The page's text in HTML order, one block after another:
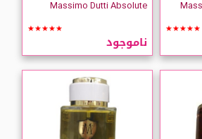
★★★★★
Massimo Dutti Absolute
★★★★★
ناموجود